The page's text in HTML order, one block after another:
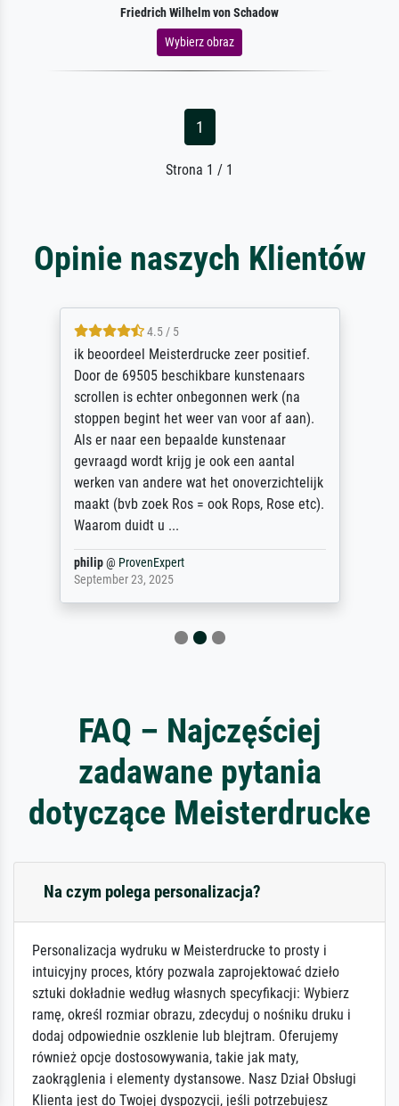
Friedrich Wilhelm von Schadow
Wybierz obraz
1
Strona 1 / 1
Opinie naszych Klientów
4.5 / 5
ik beoordeel Meisterdrucke zeer positief.
Door de 69505 beschikbare kunstenaars
scrollen is echter onbegonnen werk (na
stoppen begint het weer van voor af aan).
Als er naar een bepaalde kunstenaar
gevraagd wordt krijg je ook een aantal
werken van andere wat het onoverzichtelijk
maakt (bvb zoek Ros = ook Rops, Rose etc).
Waarom duidt u ...
philip@ ProvenExpert
September 23, 2025
FAQ – Najczęściej
zadawane pytania
dotyczące Meisterdrucke
Na czym polega personalizacja?
Personalizacja wydruku w Meisterdrucke to prosty i
intuicyjny proces, który pozwala zaprojektować dzieło
sztuki dokładnie według własnych specyfikacji: Wybierz
ramę, określ rozmiar obrazu, zdecyduj o nośniku druku i
dodaj odpowiednie oszklenie lub blejtram. Oferujemy
również opcje dostosowywania, takie jak maty,
zaokrąglenia i elementy dystansowe. Nasz Dział Obsługi
Klienta jest do Twojej dyspozycji, jeśli potrzebujesz